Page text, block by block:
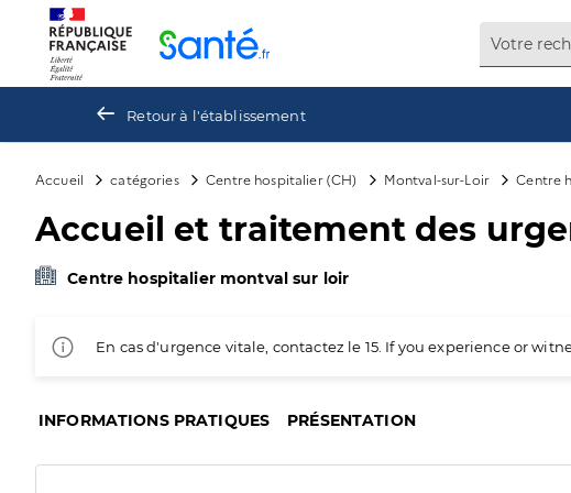
Retour à l'établissement
Accueil catégories Centre hospitalier (CH) Montval-sur-Loir Centre
Accueil et traitement des
Centre hospitalier montval sur loir
En cas d'urgence vitale, contactez le 15. If you experience or
INFORMATIONS PRATIQUES PRÉSENTATION
Panneau de gestion des cookies